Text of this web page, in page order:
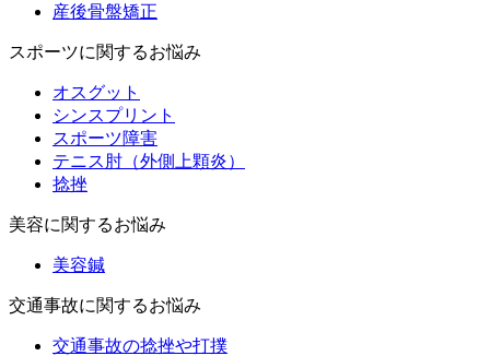
産後骨盤矯正
スポーツに関するお悩み
オスグット
シンスプリント
スポーツ障害
テニス肘（外側上顆炎）
捻挫
美容に関するお悩み
美容鍼
交通事故に関するお悩み
交通事故の捻挫や打撲